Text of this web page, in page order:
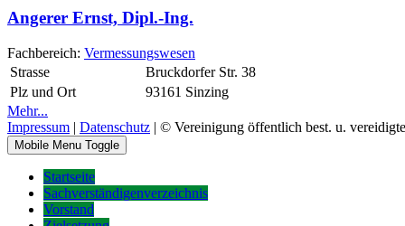
Angerer Ernst, Dipl.-Ing.
Fachbereich: Vermessungswesen
Strasse
Bruckdorfer Str. 38
Plz und Ort
93161 Sinzing
Mehr...
Impressum | Datenschutz | © Vereinigung öffentlich best. u.
Mobile Menu Toggle
Startseite
Sachverständigenverzeichnis
Vorstand